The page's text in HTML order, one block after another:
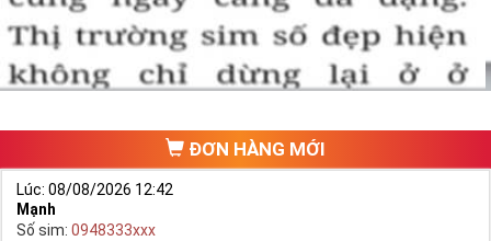
ĐƠN HÀNG MỚI
Lúc: 08/08/2026 12:42
Mạnh
Số sim: 0948333xxx